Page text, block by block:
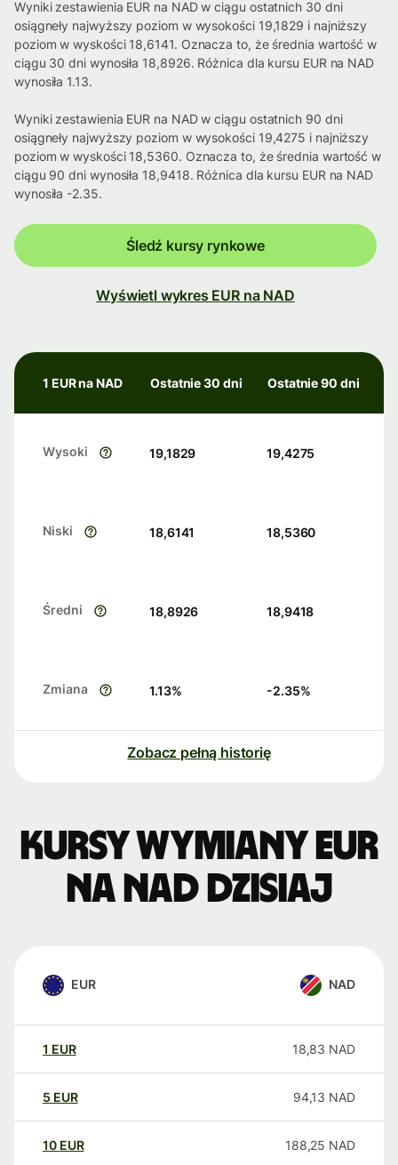
Wyniki zestawienia EUR na NAD w ciągu ostatnich 30 dni
osiągneły najwyższy poziom w wysokości 19,1829 i najniższy
poziom w wyskości 18,6141. Oznacza to, że średnia wartość w
ciągu 30 dni wynosiła 18,8926. Różnica dla kursu EUR na NAD
wynosiła 1.13.
Wyniki zestawienia EUR na NAD w ciągu ostatnich 90 dni
osiągneły najwyższy poziom w wysokości 19,4275 i najniższy
poziom w wyskości 18,5360. Oznacza to, że średnia wartość w
ciągu 90 dni wynosiła 18,9418. Różnica dla kursu EUR na NAD
wynosiła -2.35.
Śledź kursy rynkowe
Wyświetl wykres EUR na NAD
1 EUR na NAD Ostatnie 30 dni Ostatnie 90 dni
Wysoki 19,1829 19,4275
Niski 18,6141 18,5360
Średni 18,8926 18,9418
Zmiana 1.13% -2.35%
Zobacz pełną historię
Kursy wymiany EUR
na NAD dzisiaj
EUR NAD
1 EUR 18,83 NAD
5 EUR 94,13 NAD
10 EUR 188,25 NAD